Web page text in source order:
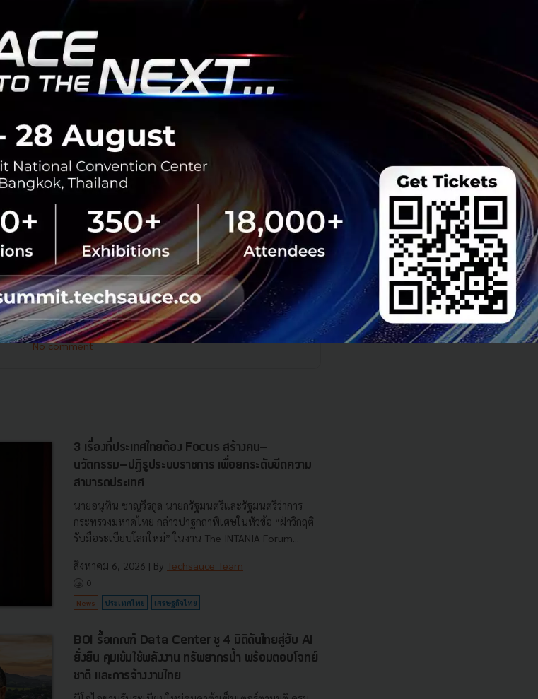
ไปแล้วเรียบร้อยซึ่งมีเหตุผลมาจากบทสนทนาที่ไม่
ผู้ใช้งานในจีนหลายคนไม่สามารถเข้าใช้งานแอปฯ ดังกล่าว
หรือจริง ๆ แล้วรัฐบาลจีนมีข้อมูลเหล่านี้จริง ๆ หรือไม่ แต่
กคนคาดการณ์ไว้คือ ยังไงรัฐบาลจีนก็ต้องแบน Clubhouse
No comment
3 เรื่องที่ประเทศไทยต้อง Focus สร้างคน–
นวัตกรรม–ปฏิรูประบบราชการ เพื่อยกระดับขีดความ
สามารถประเทศ
นายอนุทิน ชาญวีรกูล นายกรัฐมนตรีและรัฐมนตรีว่าการ
กระทรวงมหาดไทย กล่าวปาฐกถาพิเศษในหัวข้อ “ฝ่าวิกฤติ
รับมือระเบียบโลกใหม่” ในงาน The INTANIA Forum...
สิงหาคม 6, 2026 | By Techsauce Team
0
News ประเทศไทย เศรษฐกิจไทย
BOI รื้อเกณฑ์ Data Center ชู 4 มิติดันไทยสู่ฮับ AI
ยั่งยืน คุมเข้มใช้พลังงาน ทรัพยากรน้ำ พร้อมตอบโจทย์
ชาติ และการจ้างงานไทย